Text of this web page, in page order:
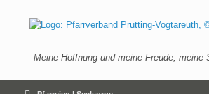
springen
Meine Hoffnung und meine Freude, meine